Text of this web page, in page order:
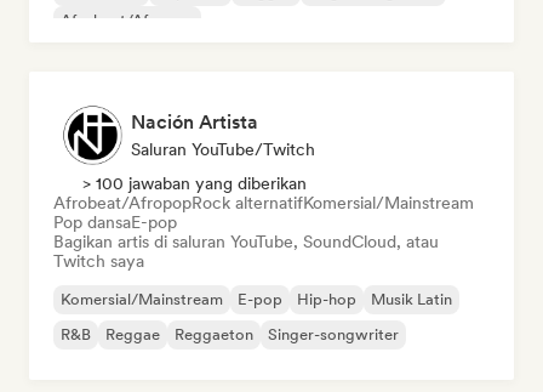
Afrobeat/Afropop
Nación Artista
Saluran YouTube/Twitch
> 100 jawaban yang diberikan
Afrobeat/AfropopRock alternatifKomersial/Mainstream
Pop dansaE-pop
Bagikan artis di saluran YouTube, SoundCloud, atau
Twitch saya
Komersial/Mainstream E-pop Hip-hop
Musik Latin
R&B
Reggae Reggaeton Singer-songwriter